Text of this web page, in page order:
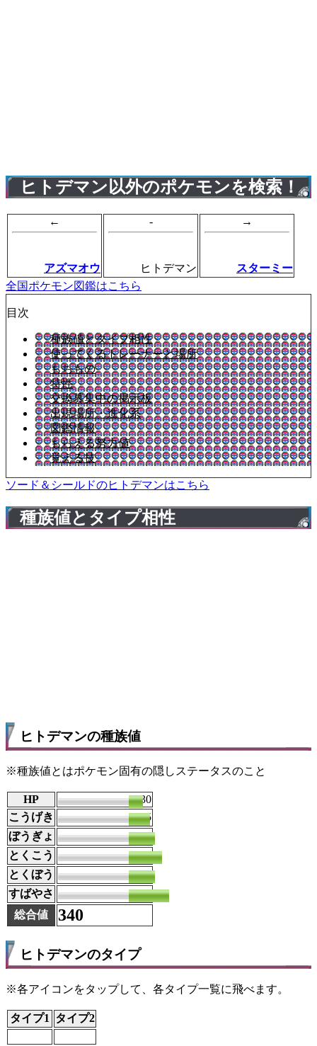
ヒトデマン以外のポケモンを検索！
←
アズマオウ
-
ヒトデマン
→
スターミー
全国ポケモン図鑑はこちら
目次
種族値とタイプ相性
使ってくるトレーナーと場所
もちもの
特性
交換募集中の掲示板
出現場所・進化系
図鑑情報
もらえる努力値
覚える技
ソード＆シールドのヒトデマンはこちら
種族値とタイプ相性
ヒトデマンの種族値
※種族値とはポケモン固有の隠しステータスのこと
HP
30
こうげき
45
ぼうぎょ
55
とくこう
70
とくぼう
55
すばやさ
85
総合値
340
ヒトデマンのタイプ
※各アイコンをタップして、各タイプ一覧に飛べます。
タイプ1 タイプ2